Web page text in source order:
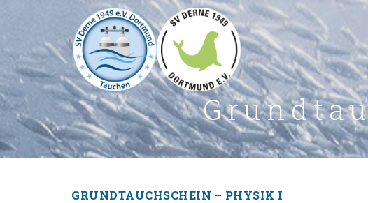
GRUNDTAUCHSCHEIN – PHYSIK I